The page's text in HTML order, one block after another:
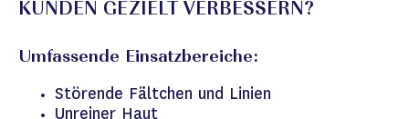
KUNDEN GEZIELT VERBESSERN?
Umfassende Einsatzbereiche:
Störende Fältchen und Linien
Unreiner Haut